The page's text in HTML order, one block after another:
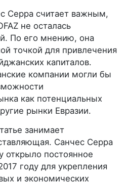
Серра считает важным,
не осталась
По его мнению, она
точкой для привлечения
капиталов.
компании могли бы
как потенциальных
рынки Евразии.
занимает
Санчес Серра
открыло постоянное
году для укрепления
и экономических